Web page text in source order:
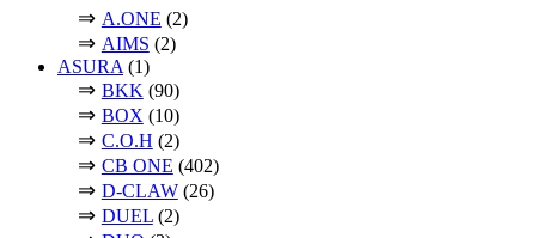
⇒ A.ONE (2)
⇒ AIMS (2)
ASURA (1)
⇒ BKK (90)
⇒ BOX (10)
⇒ C.O.H (2)
⇒ CB ONE (402)
⇒ D-CLAW(26)
⇒ DUEL(2)